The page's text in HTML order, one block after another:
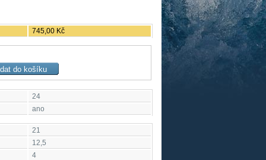
745,00 Kč
24
ano
21
12,5
4